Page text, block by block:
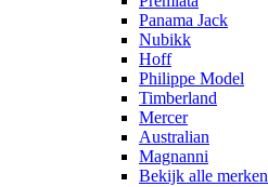
Panama Jack
Nubikk
Hoff
Philippe Model
Timberland
Mercer
Australian
Magnanni
Bekijk alle merken